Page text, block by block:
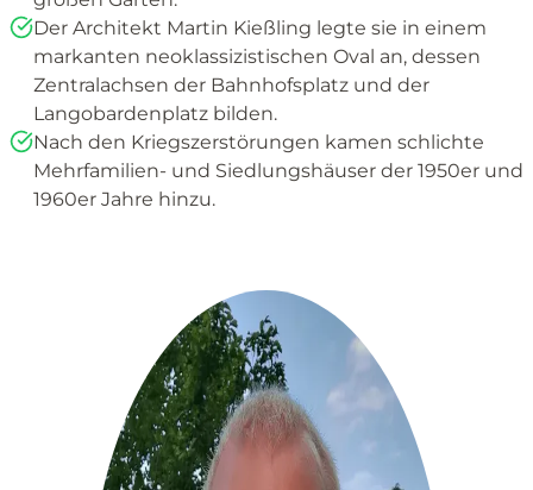
Der Architekt Martin Kießling legte sie in einem
markanten neoklassizistischen Oval an, dessen
Zentralachsen der Bahnhofsplatz und der
Langobardenplatz bilden.
Nach den Kriegszerstörungen kamen schlichte
Mehrfamilien- und Siedlungshäuser der 1950er und
1960er Jahre hinzu.